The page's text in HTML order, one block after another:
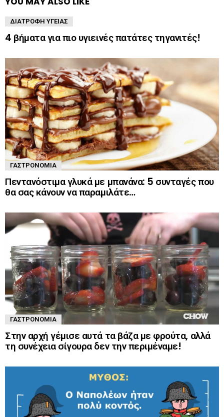
ΔΙΑΤΡΟΦΉ ΥΓΕΊΑΣ
4 βήματα για πιο υγιεινές πατάτες τηγανιτές!
ΓΑΣΤΡΟΝΟΜΊΑ
Πεντανόστιμα γλυκά με μπανάνα: 5 συνταγές που
θα σας κάνουν να παραμιλάτε…
ΓΑΣΤΡΟΝΟΜΊΑ
Στην αρχή γέμισε αυτά τα βάζα με φρούτα, αλλά
τη συνέχεια σίγουρα δεν την περιμέναμε!